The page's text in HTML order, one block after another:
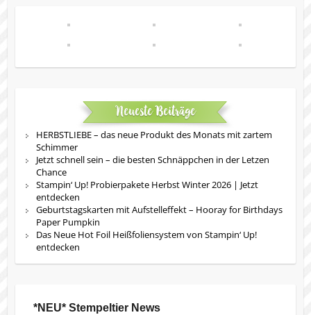
Neueste Beiträge
HERBSTLIEBE – das neue Produkt des Monats mit zartem
Schimmer
Jetzt schnell sein – die besten Schnäppchen in der Letzen
Chance
Stampin‘ Up! Probierpakete Herbst Winter 2026 | Jetzt
entdecken
Geburtstagskarten mit Aufstelleffekt – Hooray for Birthdays
Paper Pumpkin
Das Neue Hot Foil Heißfoliensystem von Stampin‘ Up!
entdecken
*NEU* Stempeltier News